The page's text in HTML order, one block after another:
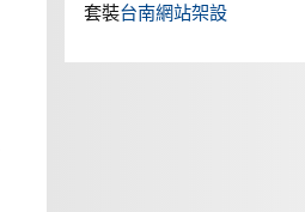
套裝台南網站架設